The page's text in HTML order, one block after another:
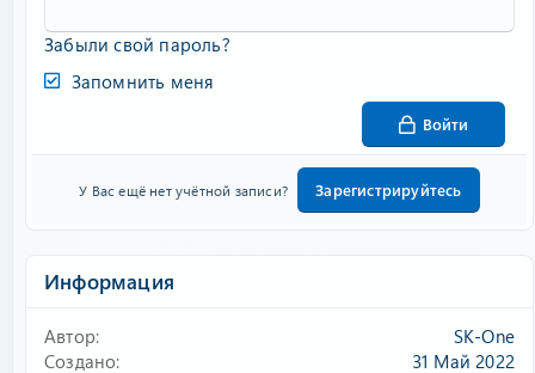
Забыли свой пароль?
Запомнить меня
Войти
У Вас ещё нет учётной записи? Зарегистрируйтесь
Информация
Автор
SK-One
Создано
31 Май 2022